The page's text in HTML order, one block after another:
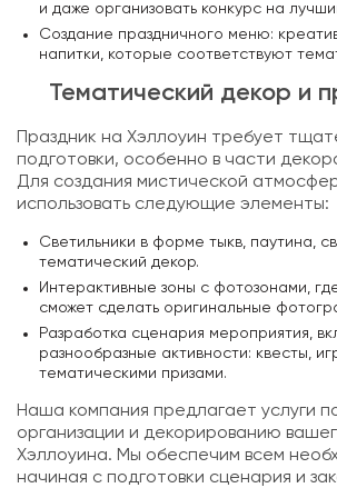
и даже организовать конкурс на
Создание праздничного меню:
напитки, которые соответствуют
Тематический декор и
Праздник на Хэллоуин требует
подготовки, особенно в части
Для создания мистической
использовать следующие элементы:
Светильники в форме тыкв, паутина,
тематический декор.
Интерактивные зоны с фотозонами,
сможет сделать оригинальные
Разработка сценария мероприятия,
разнообразные активности: квесты,
тематическими призами.
Наша компания предлагает услуги
организации и декорированию
Хэллоуина. Мы обеспечим всем
начиная с подготовки сценария и